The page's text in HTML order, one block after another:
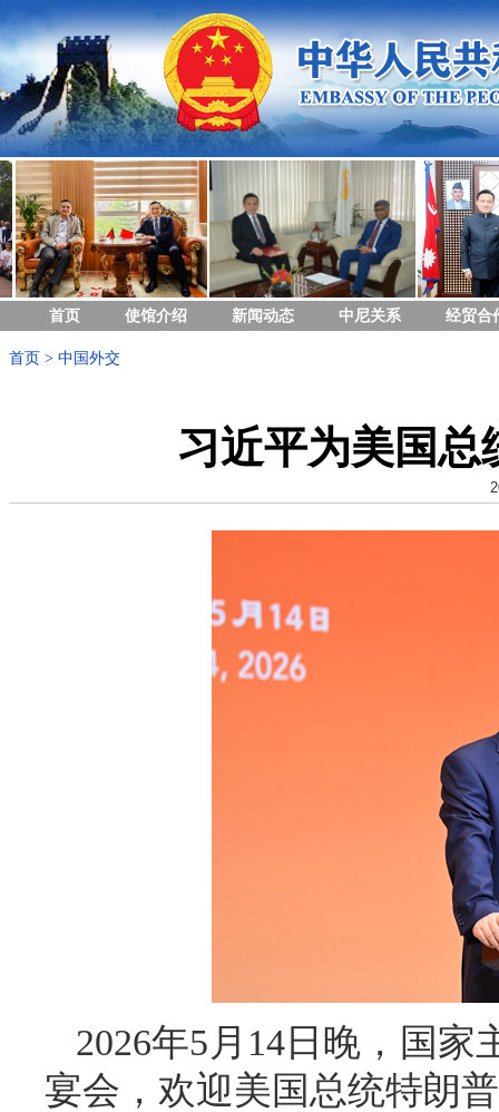
首页 使馆介绍 新闻动态 中尼关系 经贸合
首页 > 中国外交
习近平为美国总
2026年5月14日晚，国
宴会，欢迎美国总统特朗